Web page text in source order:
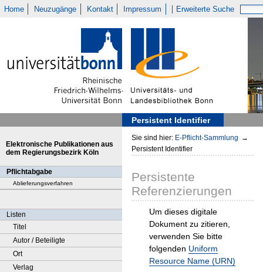
Home Neuzugänge Kontakt Impressum Erweiterte Suche
Persistent Identifier
Elektronische Publikationen aus
dem Regierungsbezirk Köln
Pflichtabgabe
Ablieferungsverfahren
Listen
Titel
Autor / Beteiligte
Ort
Verlag
Sie sind hier: E-Pflicht-Sammlung →
Persistent Identifier
Persistente
Referenzierungen
Um dieses digitale
Dokument zu zitieren,
verwenden Sie bitte
folgenden Uniform
Resource Name (URN)